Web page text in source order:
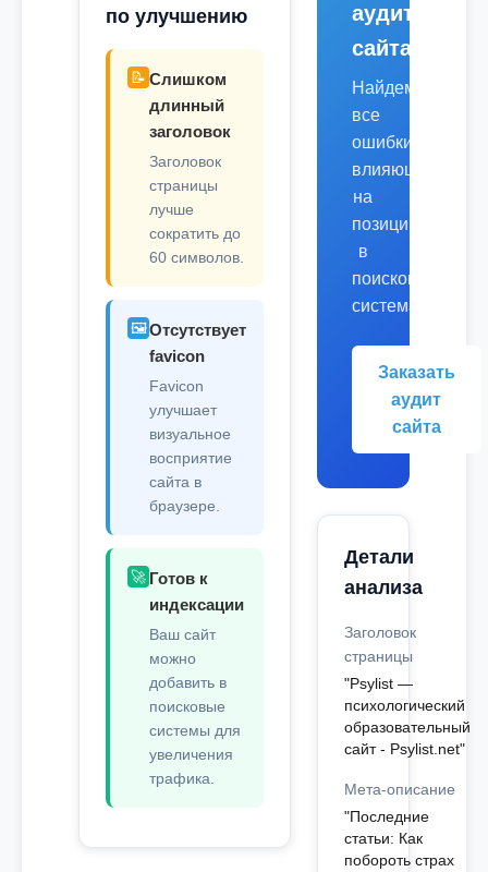
по улучшению
📝 Слишком
длинный
заголовок
Заголовок
страницы
лучше
сократить до
60 символов.
🖼️Отсутствует
favicon
Favicon
улучшает
визуальное
восприятие
сайта в
браузере.
🚀 Готов к
индексации
Ваш сайт
можно
добавить в
поисковые
системы для
увеличения
трафика.
аудит
сайта
Найдем
все
ошибки,
влияющие
на
позиции
в
поисковых
системах.
Заказать
аудит
сайта
Детали
анализа
Заголовок
страницы
"Psylist —
психологический
образовательный
сайт - Psylist.net"
Мета-описание
"Последние
статьи: Как
побороть страх